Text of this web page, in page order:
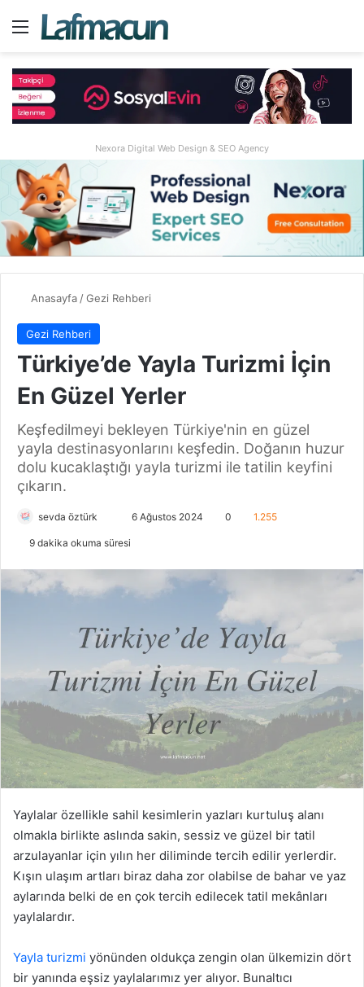
Menü
Nexora Digital Web Design & SEO Agency
Anasayfa/Gezi Rehberi
Gezi Rehberi
Türkiye’de Yayla Turizmi İçin
En Güzel Yerler
Keşfedilmeyi bekleyen Türkiye'nin en güzel
yayla destinasyonlarını keşfedin. Doğanın huzur
dolu kucaklaştığı yayla turizmi ile tatilin keyfini
çıkarın.
sevda öztürk
i
o
a
g
n
e
m
6 Ağustos 2024 0 1.255
9 dakika okuma süresi
Yaylalar özellikle sahil kesimlerin yazları kurtuluş alanı
olmakla birlikte aslında sakin, sessiz ve güzel bir tatil
arzulayanlar için yılın her diliminde tercih edilir yerlerdir.
Kışın ulaşım artları biraz daha zor olabilse de bahar ve yaz
aylarında belki de en çok tercih edilecek tatil mekânları
yaylalardır.
Yayla turizmi yönünden oldukça zengin olan ülkemizin dört
bir yanında eşsiz yaylalarımız yer alıyor. Bunaltıcı